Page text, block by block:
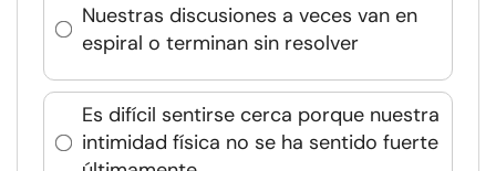
Nuestras discusiones a veces van en
espiral o terminan sin resolver
Es difícil sentirse cerca porque nuestra
intimidad física no se ha sentido fuerte